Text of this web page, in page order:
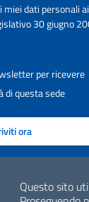
Questo sito
dati personali
30 giugno
per ricevere
di questa sede
policy